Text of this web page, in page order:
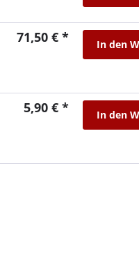
71,50 € * In den
5,90 € * In den